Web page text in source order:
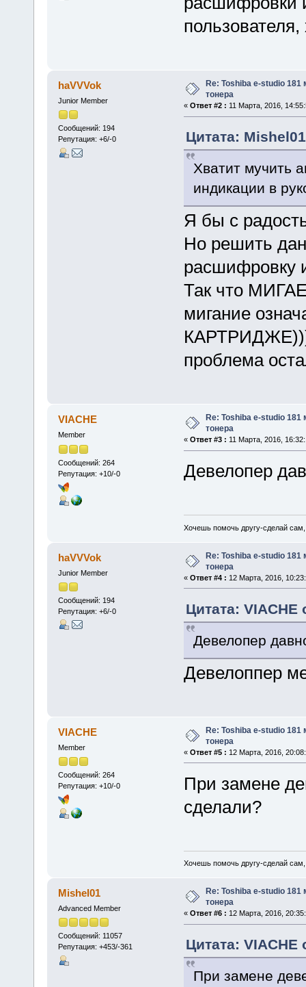
haVVVok
Junior Member
Сообщений: 194
Репутация: +6/-0
Re: Toshiba e-studio 181
тонера
« Ответ #2 : 11 Марта, 2016,
Цитата:
Хватит мучить
индикации в
Я бы с
Но решить
расшифровку
Так что
мигание
КАРТРИДЖЕ)))
проблема
VIACHE
Member
Сообщений: 264
Репутация: +10/-0
Re: Toshiba e-studio 181
тонера
« Ответ #3 : 11 Марта, 2016,
Девелопер
Хочешь помочь другу-сделай
haVVVok
Junior Member
Сообщений: 194
Репутация: +6/-0
Re: Toshiba e-studio 181
тонера
« Ответ #4 : 12 Марта, 2016,
Цитата: VIACHE
Девелопер
Девелоппер
VIACHE
Member
Сообщений: 264
Репутация: +10/-0
Re: Toshiba e-studio 181
тонера
« Ответ #5 : 12 Марта, 2016,
При замене
сделали?
Хочешь помочь другу-сделай
Mishel01
Advanced Member
Сообщений: 11057
Репутация: +453/-361
Re: Toshiba e-studio 181
тонера
« Ответ #6 : 12 Марта, 2016,
Цитата: VIACHE
При замене